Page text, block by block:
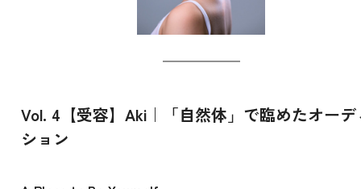
Vol. 4【受容】Aki｜「自然体」で臨めたオーデ
ション